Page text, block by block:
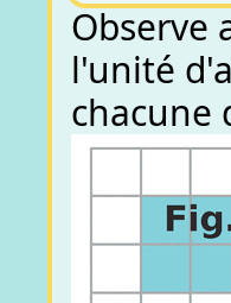
Observe
l'unité
chacune